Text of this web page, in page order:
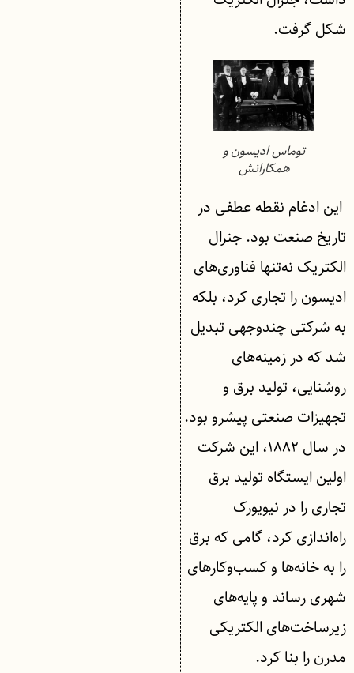
شکل گرفت.
توماس ادیسون و
همکارانش
این ادغام نقطه عطفی در
تاریخ صنعت بود. جنرال
الکتریک نه‌تنها فناوری‌های
ادیسون را تجاری کرد، بلکه
به شرکتی چندوجهی تبدیل
شد که در زمینه‌های
روشنایی، تولید برق و
تجهیزات صنعتی پیشرو بود.
در سال ۱۸۸۲، این شرکت
اولین ایستگاه تولید برق
تجاری را در نیویورک
راه‌اندازی کرد، گامی که برق
را به خانه‌ها و کسب‌وکارهای
شهری رساند و پایه‌های
زیرساخت‌های الکتریکی
مدرن را بنا کرد.